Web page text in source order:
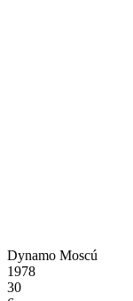
Dynamo Moscú
1978
30